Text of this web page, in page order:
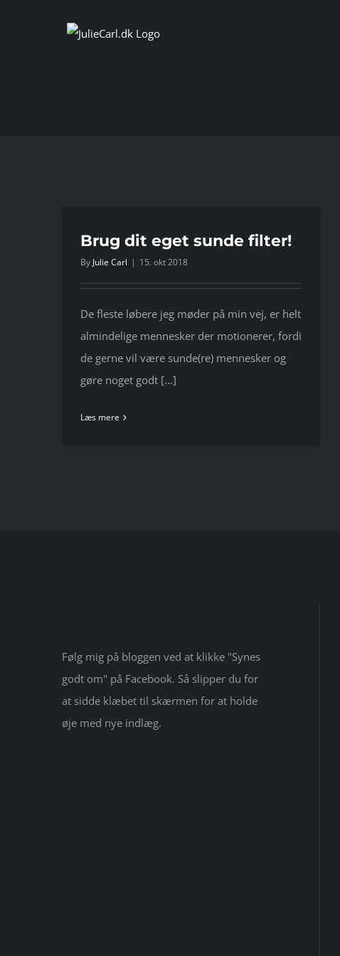
Brug dit eget sunde filter!
By Julie Carl | 15. okt 2018
De fleste løbere jeg møder på min vej, er helt
almindelige mennesker der motionerer, fordi
de gerne vil være sunde(re) mennesker og
gøre noget godt [...]
Læs mere
Følg mig på bloggen ved at klikke "Synes
godt om" på Facebook. Så slipper du for
at sidde klæbet til skærmen for at holde
øje med nye indlæg.